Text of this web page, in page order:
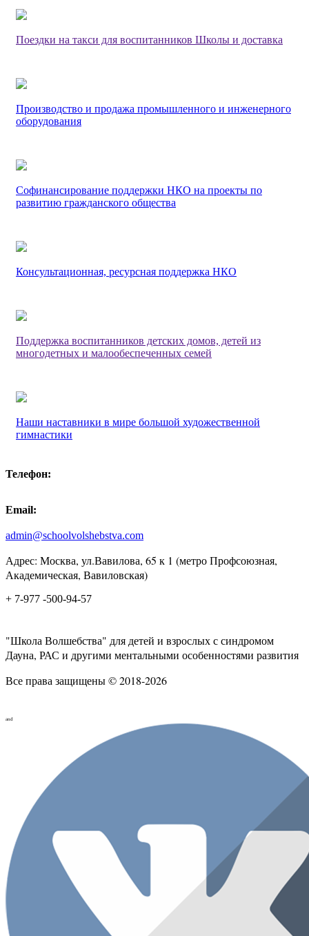
Поездки на такси для воспитанников Школы и доставка
Производство и продажа промышленного и инженерного
оборудования
Софинансирование поддержки НКО на проекты по
развитию гражданского общества
Консультационная, ресурсная поддержка НКО
Поддержка воспитанников детских домов, детей из
многодетных и малообеспеченных семей
Наши наставники в мире большой художественной
гимнастики
Телефон:
Email:
admin@schoolvolshebstva.com
Адрес: Москва, ул.Вавилова, 65 к 1 (метро Профсоюзная,
Академическая, Вавиловская)
+ 7-977 -500-94-57
"Школа Волшебства" для детей и взрослых с синдромом
Дауна, РАС и другими ментальными особенностями развития
Все права защищены © 2018-2026
and